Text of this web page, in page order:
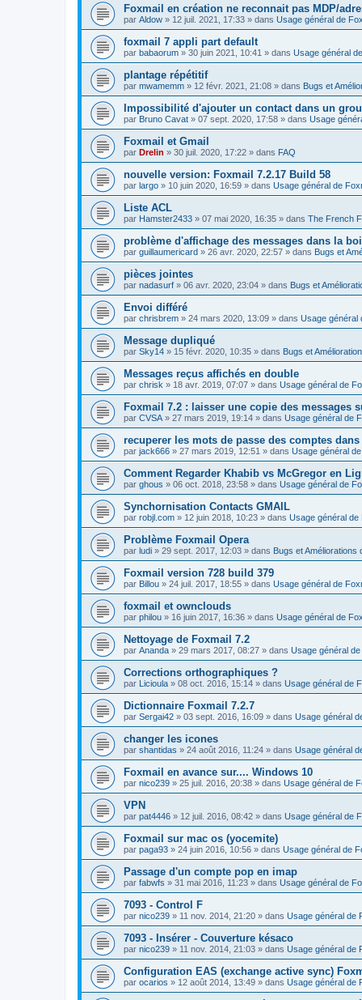
Foxmail en création ne reconnait pas MDP/
par Aldow » 12 juil. 2021, 17:33 » dans Usage général de
foxmail 7 appli part default
par babaorum » 30 juin 2021, 10:41 » dans Usage général
plantage répétitif
par mwamemm » 12 févr. 2021, 21:08 » dans Bugs et
Impossibilité d'ajouter un contact dans un
par Bruno Cavat » 07 sept. 2020, 17:58 » dans Usage
Foxmail et Gmail
par Drelin » 30 juil. 2020, 17:22 » dans FAQ
nouvelle version: Foxmail 7.2.17 Build 58
par largo » 10 juin 2020, 16:59 » dans Usage général de
Liste ACL
par Hamster2433 » 07 mai 2020, 16:35 » dans The French
problème d'affichage des messages dans la
par guillaumericard » 26 avr. 2020, 22:57 » dans Bugs et
pièces jointes
par nadasurf » 06 avr. 2020, 23:04 » dans Bugs et
Envoi différé
par chrisbrem » 24 mars 2020, 13:09 » dans Usage général
Message dupliqué
par Sky14 » 15 févr. 2020, 10:35 » dans Bugs et
Messages reçus affichés en double
par chrisk » 18 avr. 2019, 07:07 » dans Usage général de
Foxmail 7.2 : laisser une copie des messages
par CVSA » 27 mars 2019, 19:14 » dans Usage général de
recuperer les mots de passe des comptes
par jack666 » 27 mars 2019, 12:51 » dans Usage général
Comment Regarder Khabib vs McGregor en
par ghous » 06 oct. 2018, 23:58 » dans Usage général de
Synchornisation Contacts GMAIL
par robjl.com » 12 juin 2018, 10:23 » dans Usage général de
Problème Foxmail Opera
par ludi » 29 sept. 2017, 12:03 » dans Bugs et Améliorations
Foxmail version 728 build 379
par Billou » 24 juil. 2017, 18:55 » dans Usage général de
foxmail et ownclouds
par philou » 16 juin 2017, 16:36 » dans Usage général de
Nettoyage de Foxmail 7.2
par Ananda » 29 mars 2017, 08:27 » dans Usage général
Corrections orthographiques ?
par Licioula » 08 oct. 2016, 15:14 » dans Usage général de
Dictionnaire Foxmail 7.2.7
par Sergai42 » 03 sept. 2016, 16:09 » dans Usage général
changer les icones
par shantidas » 24 août 2016, 11:24 » dans Usage général
Foxmail en avance sur.... Windows 10
par nico239 » 25 juil. 2016, 20:38 » dans Usage général de
VPN
par pat4446 » 12 juil. 2016, 08:42 » dans Usage général de
Foxmail sur mac os (yocemite)
par paga93 » 24 juin 2016, 10:56 » dans Usage général de
Passage d'un compte pop en imap
par fabwfs » 31 mai 2016, 11:23 » dans Usage général de
7093 - Control F
par nico239 » 11 nov. 2014, 21:20 » dans Usage général de
7093 - Insérer - Couverture késaco
par nico239 » 11 nov. 2014, 21:03 » dans Usage général de
Configuration EAS (exchange active sync)
par ocarios » 12 août 2014, 13:49 » dans Usage général de